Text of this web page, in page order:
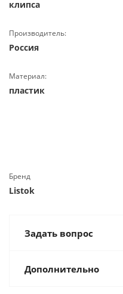
клипса
Производитель:
Россия
Материал:
пластик
Бренд
Listok
Задать вопрос
Дополнительно